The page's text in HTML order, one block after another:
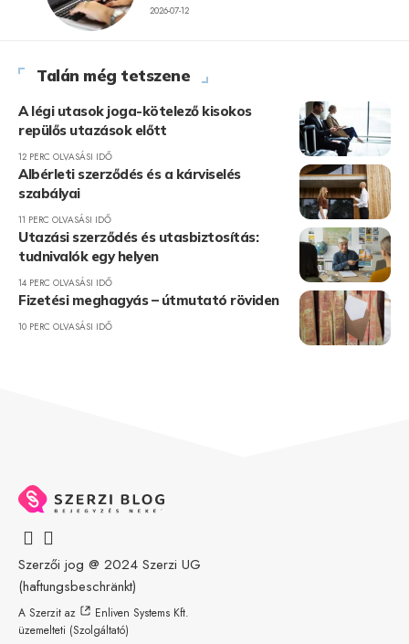
2026-07-12
Talán még tetszene
A légi utasok joga-kötelező kisokos
repülős utazások előtt
12 PERC OLVASÁSI IDŐ
Albérleti szerződés és a kárviselés
szabályai
11 PERC OLVASÁSI IDŐ
Utazási szerződés és utasbiztosítás:
tudnivalók egy helyen
14 PERC OLVASÁSI IDŐ
Fizetési meghagyás – útmutató röviden
10 PERC OLVASÁSI IDŐ
Szerzői jog @ 2024 Szerzi UG
(haftungsbeschränkt)
A Szerzit az
Enliven Systems Kft.
üzemelteti (Szolgáltató)